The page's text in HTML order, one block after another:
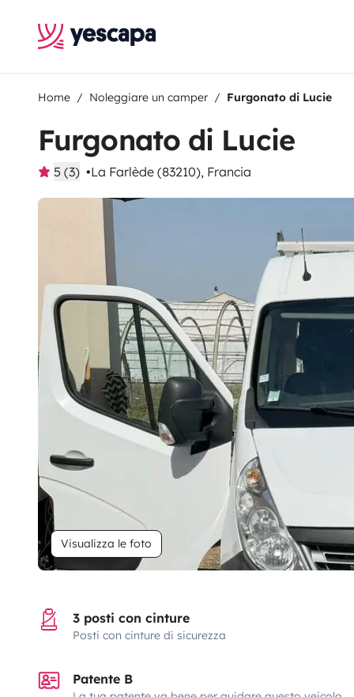
Home Noleggiare un camper Furgonato di Lucie
Furgonato di Lucie
5 (3) La Farlède (83210), Francia
Visualizza le foto
3 posti con cinture
Posti con cinture di sicurezza
Patente B